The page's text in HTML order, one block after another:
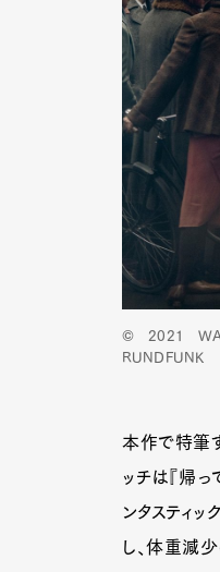
© 2021
RUNDFUNK
本作で特筆
ッチは『帰っ
ンタスティ
し、体重減